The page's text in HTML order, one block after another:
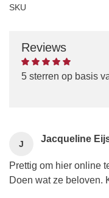
SKU
Reviews
5 sterren op basis
J Jacqueline
Prettig om hier online
Doen wat ze beloven.